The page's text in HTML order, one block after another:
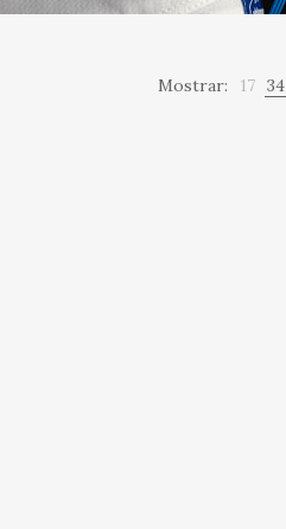
Mostrar: 17 34